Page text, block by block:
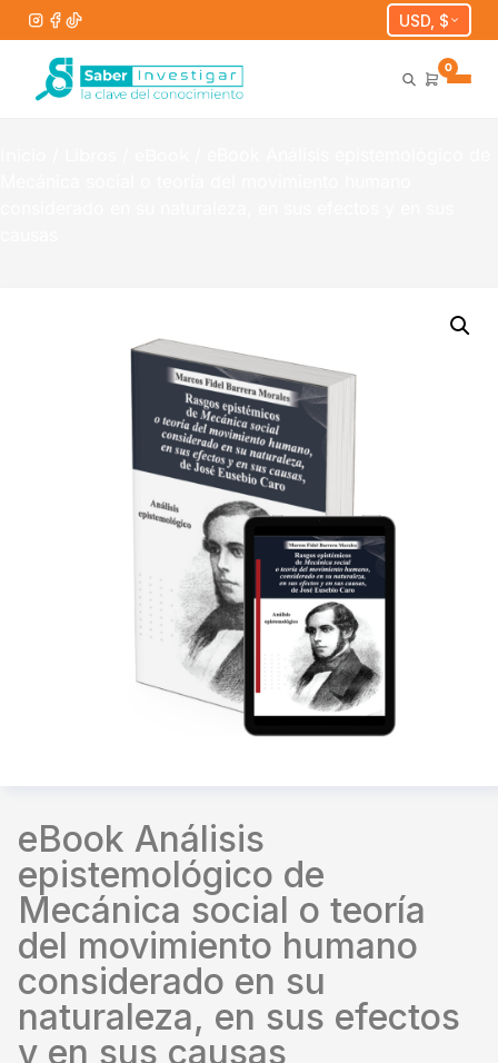
USD, $
0
eBook Análisis
epistemológico de
Mecánica social o teoría
del movimiento humano
considerado en su
naturaleza, en sus efectos
y en sus causas